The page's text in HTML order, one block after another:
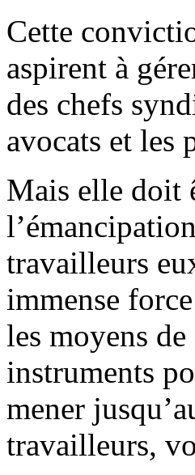
Cette
aspirent à
des chefs
avocats et les
Mais elle doit
travailleurs
immense
les moyens
instruments
mener
travailleurs,